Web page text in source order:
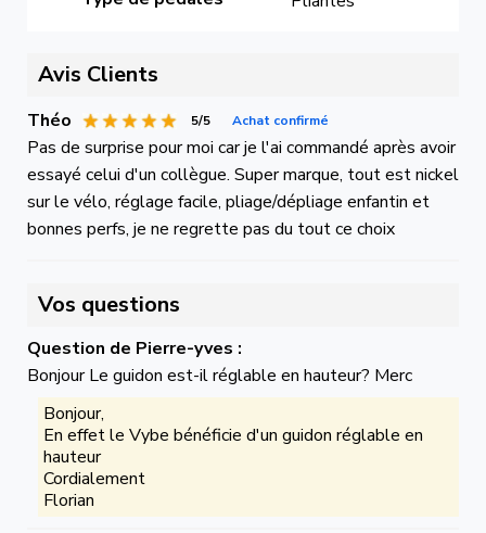
Avis Clients
Théo 5/5 Achat confirmé
Pas de surprise pour moi car je l'ai commandé après avoir
essayé celui d'un collègue. Super marque, tout est nickel
sur le vélo, réglage facile, pliage/dépliage enfantin et
bonnes perfs, je ne regrette pas du tout ce choix
Vos questions
Question de Pierre-yves :
Bonjour Le guidon est-il réglable en hauteur? Merc
Bonjour,
En effet le Vybe bénéficie d'un guidon réglable en
hauteur
Cordialement
Florian